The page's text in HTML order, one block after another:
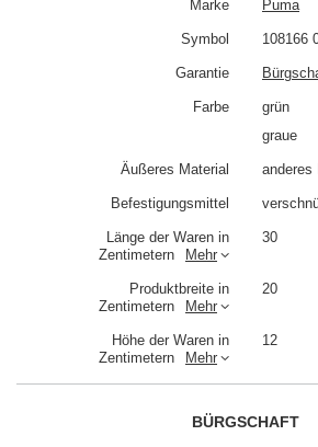
Marke Puma
Symbol 108166
Garantie
Farbe
grün
graue
Äußeres Material anderes
Befestigungsmittel
Länge der Waren in
Zentimetern
Mehr
30
Produktbreite in
Zentimetern
Mehr
20
Höhe der Waren in
Zentimetern
Mehr
12
BÜRGSCHAFT